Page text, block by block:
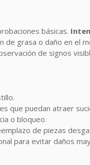
básicas.
de grasa o daño en el
de signos
que puedan atraer
o bloqueo.
de piezas
para evitar daños